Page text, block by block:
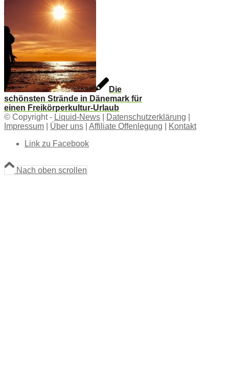
Die
schönsten Strände in Dänemark für
einen Freikörperkultur-Urlaub
© Copyright - Liquid-News Datenschutzerklärung
Impressum
Über uns Affiliate Offenlegung
Kontakt
Link zu Facebook
Nach oben scrollen